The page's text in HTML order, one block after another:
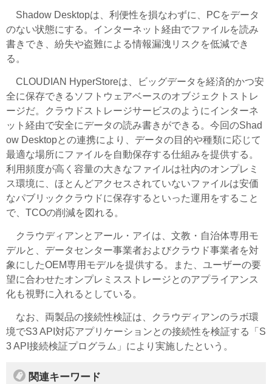
Shadow Desktopは、利便性を損なわずに、PCをデータ
のない状態にする。インターネット経由でファイルを読み
書きでき、紛失や盗難による情報漏洩リスクを低減でき
る。
CLOUDIAN HyperStoreは、ビッグデータを経済的かつ安
全に保存できるソフトウェアベースのオブジェクトストレ
ージだ。クラウドストレージサービスのようにインターネ
ット経由で安全にデータの読み書きができる。今回のShad
ow Desktopとの連携により、データの目的や種類に応じて
最適な場所にファイルを自動保存する仕組みを提供する。
利用頻度が高く容量の大きなファイルは社内のオンプレミ
ス環境に、ほとんどアクセスされていないファイルは安価
なパブリッククラウドに保存するといった運用をすること
で、TCOの削減を図れる。
クラウディアンとアール・アイは、文教・自治体専用モ
デルと、データセンター事業者およびクラウド事業者を対
象にしたOEM専用モデルを提供する。また、ユーザーの要
望に合わせたオンプレミスストレージとのアプライアンス
化も視野に入れるとしている。
なお、両製品の接続性検証は、クラウディアンのラボ環
境でS3 API対応アプリケーションとの接続性を検証する「S
3 API接続検証プログラム」により実施したという。
関連キーワード